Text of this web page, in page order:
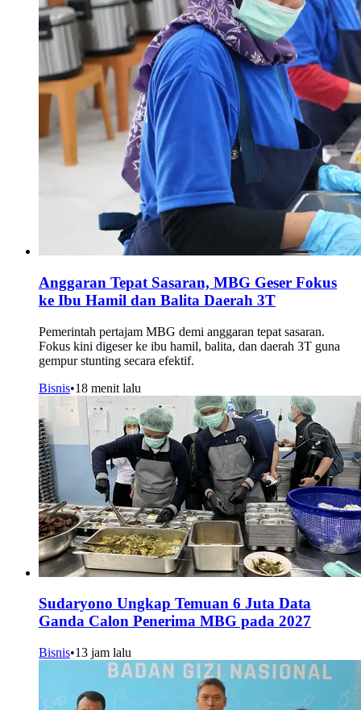
Anggaran Tepat Sasaran, MBG Geser Fokus
ke Ibu Hamil dan Balita Daerah 3T
Pemerintah pertajam MBG demi anggaran tepat sasaran.
Fokus kini digeser ke ibu hamil, balita, dan daerah 3T guna
gempur stunting secara efektif.
Bisnis•18 menit lalu
Sudaryono Ungkap Temuan 6 Juta Data
Ganda Calon Penerima MBG pada 2027
Bisnis•13 jam lalu